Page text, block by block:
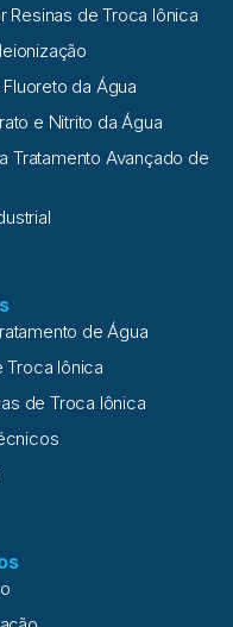
Resinas de Troca Iônica
da Água
e Nitrito da Água
Tratamento Avançado de
de Água
Troca Iônica
de Troca Iônica